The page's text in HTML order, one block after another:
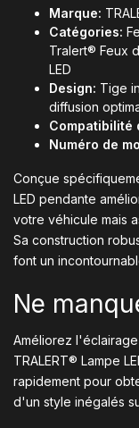
Marque:
Catégories:
Tralert® Feux
LED
Design: Tige
diffusion
Compatibilité
Numéro de
Conçue
LED pendante
votre véhicule mais
Sa construction
font un
Ne
Améliorez
TRALERT® Lampe
rapidement pour
d'un style inégalés